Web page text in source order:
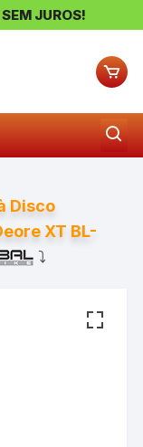
JUROS!
Disco
XT BL-
⤵